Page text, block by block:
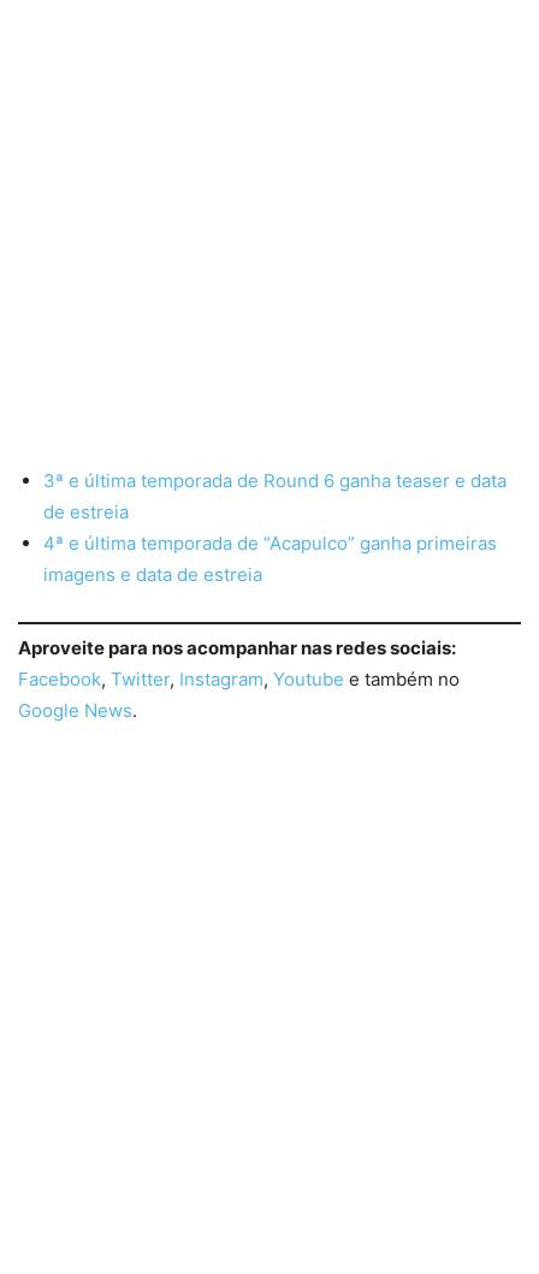
3ª e última temporada de Round 6 ganha teaser e data
de estreia
4ª e última temporada de “Acapulco” ganha primeiras
imagens e data de estreia
Aproveite para nos acompanhar nas redes sociais:
Facebook, Twitter, Instagram, Youtube e também no
Google News.